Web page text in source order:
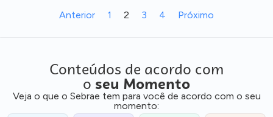
Anterior 1 2 3 4 Próximo
Conteúdos de acordo com
o seu Momento
Veja o que o Sebrae tem para você de acordo com o seu
momento: